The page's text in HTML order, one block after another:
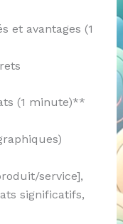
et avantages (1
(1 minute)**
service],
significatifs,